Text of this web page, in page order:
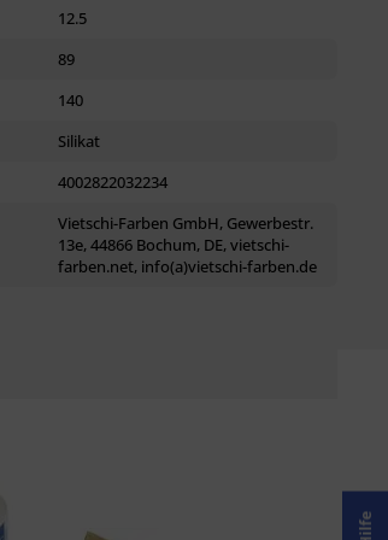
12.5
89
140
Silikat
4002822032234
Vietschi-Farben GmbH, Gewerbestr.
13e, 44866 Bochum, DE, vietschi-
farben.net, info(a)vietschi-farben.de
Hilfe